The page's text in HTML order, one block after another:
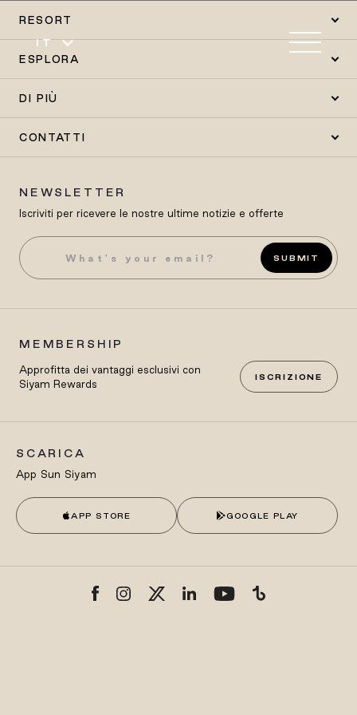
IT
RESORT
ESPLORA
DI PIÙ
CONTATTI
NEWSLETTER
Iscriviti per ricevere le nostre ultime notizie e offerte
SUBMIT
MEMBERSHIP
Approfitta dei vantaggi esclusivi con
Siyam Rewards
ISCRIZIONE
SCARICA
App Sun Siyam
APP STORE GOOGLE PLAY